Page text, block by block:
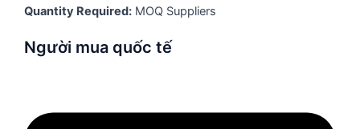
Quantity Required: MOQ Suppliers
Người mua quốc tế